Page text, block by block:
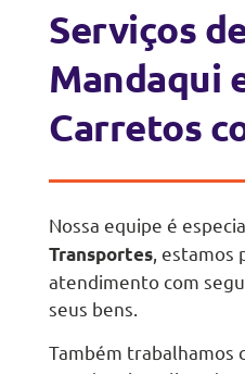
Serviços
Mandaqui
Carretos
Nossa equipe é
Transportes ,
atendimento com
seus bens.
Também trabalhamos